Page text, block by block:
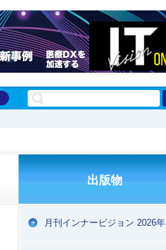
出版物
月刊インナービジョン 2026年